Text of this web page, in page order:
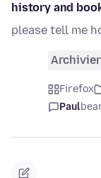
history and
please tell me
Firefox
Paul